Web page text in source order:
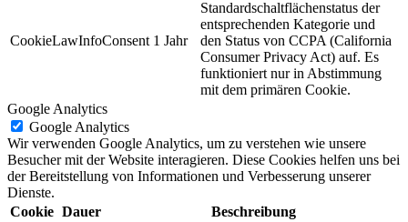
CookieLawInfoConsent 1 Jahr
Standardschaltflächenstatus der
entsprechenden Kategorie und
den Status von CCPA (California
Consumer Privacy Act) auf. Es
funktioniert nur in Abstimmung
mit dem primären Cookie.
Google Analytics
Google Analytics
Wir verwenden Google Analytics, um zu verstehen wie unsere
Besucher mit der Website interagieren. Diese Cookies helfen uns bei
der Bereitstellung von Informationen und Verbesserung unserer
Dienste.
Cookie Dauer Beschreibung